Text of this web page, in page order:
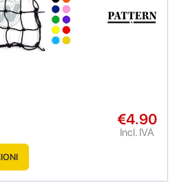
€4.90
Incl. IVA